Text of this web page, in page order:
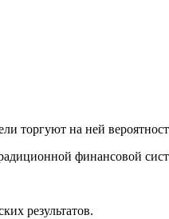
торгуют на ней
финансовой
результатов.